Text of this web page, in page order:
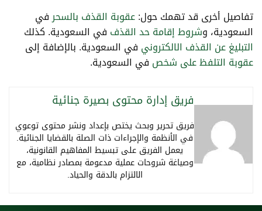
تفاصيل أخرى قد تهمك حول:عقوبة القذف بالسحر في
السعودية، وشروط إقامة حد القذف في السعودية. كذلك
التبليغ عن القذف الالكتروني في السعودية. بالإضافة إلى
عقوبة التلفظ على شخص في السعودية.
فريق إدارة محتوى بصيرة جنائية
فريق تحرير وبحث يختص بإعداد ونشر محتوى توعوي
في الأنظمة والإجراءات ذات الصلة بالقضايا الجنائية.
يعمل الفريق على تبسيط المفاهيم القانونية،
وصياغة شروحات عملية مدعومة بمصادر نظامية، مع
الالتزام بالدقة والحياد.